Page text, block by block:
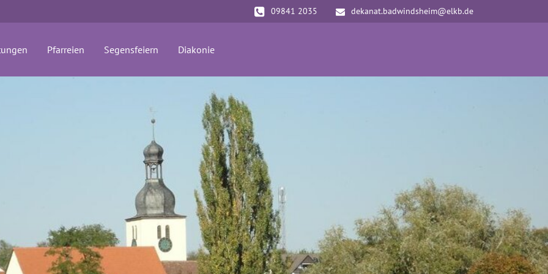
09841 2035 dekanat.badwindsheim@elkb.de
Pfarreien Segensfeiern Diakonie